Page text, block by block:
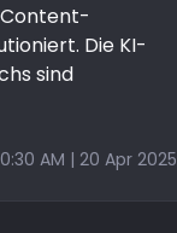
Die KI-
sind
AM | 20 Apr 2025